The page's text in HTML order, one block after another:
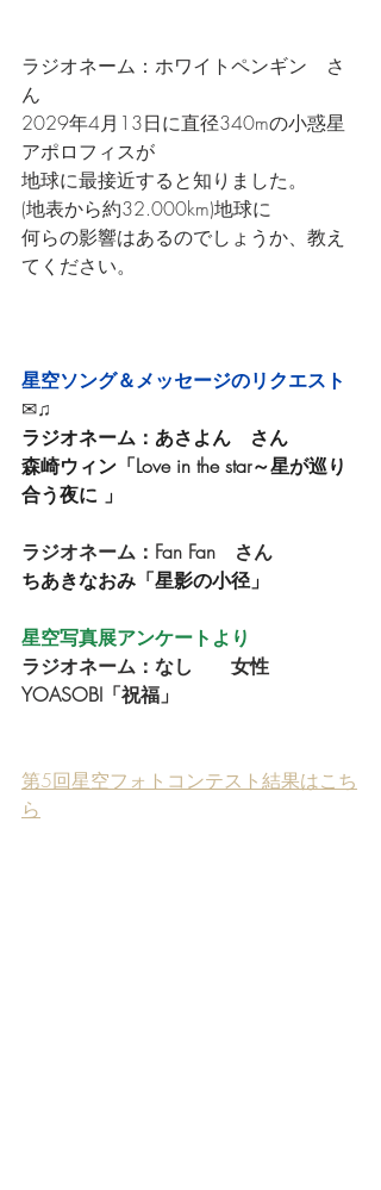
ラジオネーム：ホワイトペンギン　さ
ん
2029年4月13日に直径340mの小惑星
アポロフィスが
地球に最接近すると知りました。
(地表から約32.000km)地球に
何らの影響はあるのでしょうか、教え
てください。
星空ソング＆メッセージのリクエスト
✉♫
ラジオネーム：あさよん　さん
森崎ウィン「Love in the star～星が巡り
合う夜に 」
ラジオネーム：Fan Fan　さん
ちあきなおみ「星影の小径」
星空写真展アンケートより
ラジオネーム：なし　　女性
YOASOBI「祝福」
第5回星空フォトコンテスト結果はこち
ら